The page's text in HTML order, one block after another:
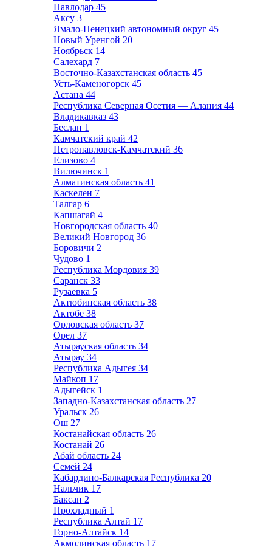
Павлодар 45
Аксу 3
Ямало-Ненецкий автономный округ 45
Новый Уренгой 20
Ноябрьск 14
Салехард 7
Восточно-Казахстанская область 45
Усть-Каменогорск 45
Астана 44
Республика Северная Осетия — Алания 44
Владикавказ 43
Беслан 1
Камчатский край 42
Петропавловск-Камчатский 36
Елизово 4
Вилючинск 1
Алматинская область 41
Каскелен 7
Талгар 6
Капшагай 4
Новгородская область 40
Великий Новгород 36
Боровичи 2
Чудово 1
Республика Мордовия 39
Саранск 33
Рузаевка 5
Актюбинская область 38
Актобе 38
Орловская область 37
Орел 37
Атырауская область 34
Атырау 34
Республика Адыгея 34
Майкоп 17
Адыгейск 1
Западно-Казахстанская область 27
Уральск 26
Ош 27
Костанайская область 26
Костанай 26
Абай область 24
Семей 24
Кабардино-Балкарская Республика 20
Нальчик 17
Баксан 2
Прохладный 1
Республика Алтай 17
Горно-Алтайск 14
Акмолинская область 17